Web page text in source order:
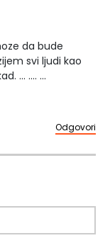
da bude
svi ljudi kao
... .... ...
Odgovori